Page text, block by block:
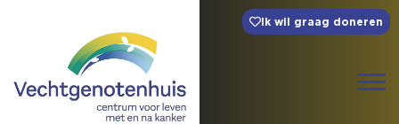
Ik wil graag doneren